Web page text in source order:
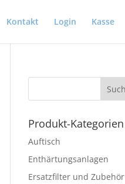
Kontakt Login Kasse
Produkt-Kategorien
Auftisch
Enthärtungsanlagen
Ersatzfilter und Zubehör